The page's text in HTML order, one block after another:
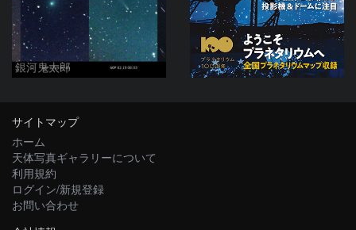
銀河鬼太郎
サイトマップ
ホーム
天体写真ギャラリーについて
利用規約
ログイン/新規登録
お問い合わせ